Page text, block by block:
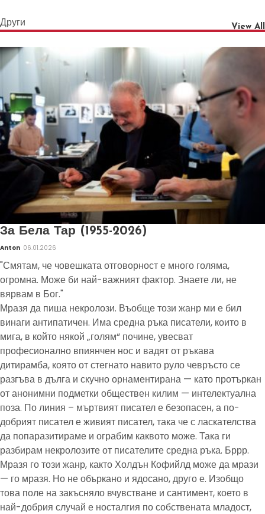
Други View All
За Бела Тар (1955-2026)
Anton 06.01.2026
"Смятам, че човешката отговорност е много голяма,
огромна. Може би най-важният фактор. Знаете ли, не
вярвам в Бог."
Мразя да пиша некролози. Въобще този жанр ми е бил
винаги антипатичен. Има средна ръка писатели, които в
мига, в който някой „голям“ почине, увесват
професионално впиянчен нос и вадят от ръкава
дитирамба, която от стегнато навито руло чевръсто се
разгъва в дълга и скучно орнаментирана — като протъркан
от анонимни подметки обществен килим — интелектуална
поза. По линия – мъртвият писател е безопасен, а по-
добрият писател е живият писател, така че с ласкателства
да попаразитираме и ограбим каквото може. Така ги
разбирам некролозите от писателите средна ръка. Бррр.
Мразя го този жанр, както Холдън Кофийлд може да мрази
— го мразя. Но не объркано и ядосано, друго е. Изобщо
това поле на закъсняло вчувстване и сантимент, което в
най-добрия случай е носталгия по собствената младост,